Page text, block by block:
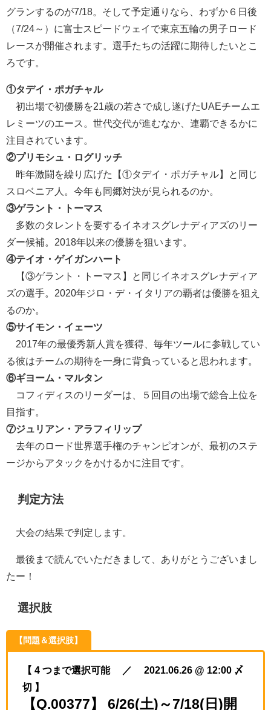
グランするのが7/18。そして予定通りなら、わずか６日後
（7/24～）に富士スピードウェイで東京五輪の男子ロード
レースが開催されます。選手たちの活躍に期待したいとこ
ろです。
①タデイ・ポガチャル
初出場で初優勝を21歳の若さで成し遂げたUAEチームエ
レミーツのエース。世代交代が進むなか、連覇できるかに
注目されています。
②プリモシュ・ログリッチ
昨年激闘を繰り広げた【①タデイ・ポガチャル】と同じ
スロベニア人。今年も同郷対決が見られるのか。
③ゲラント・トーマス
多数のタレントを要するイネオスグレナディアズのリー
ダー候補。2018年以来の優勝を狙います。
④テイオ・ゲイガンハート
【③ゲラント・トーマス】と同じイネオスグレナディア
ズの選手。2020年ジロ・デ・イタリアの覇者は優勝を狙え
るのか。
⑤サイモン・イェーツ
2017年の最優秀新人賞を獲得、毎年ツールに参戦してい
る彼はチームの期待を一身に背負っていると思われます。
⑥ギヨーム・マルタン
コフィディスのリーダーは、５回目の出場で総合上位を
目指す。
⑦ジュリアン・アラフィリップ
去年のロード世界選手権のチャンピオンが、最初のステ
ージからアタックをかけるかに注目です。
判定方法
大会の結果で判定します。
最後まで読んでいただきまして、ありがとうございまし
たー！
選択肢
【問題＆選択肢】
【 4 つまで選択可能 ／ 2021.06.26 @ 12:00 〆
切 】
【Q.00377】 6/26(土)～7/18(日)開